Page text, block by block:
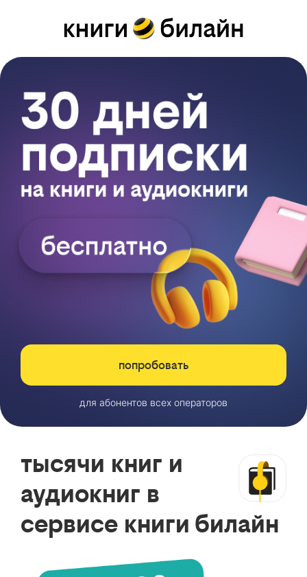
попробовать
для абонентов всех операторов
тысячи книг и
аудиокниг в
сервисе книги билайн